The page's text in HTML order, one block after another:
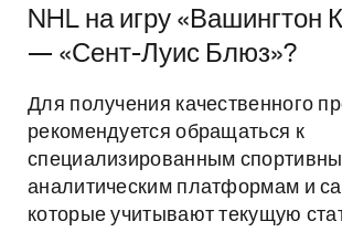
NHL на игру «Вашингтон
— «Сент-Луис Блюз»?
Для получения качественного
рекомендуется обращаться к
специализированным
аналитическим платформам и
которые учитывают текущую